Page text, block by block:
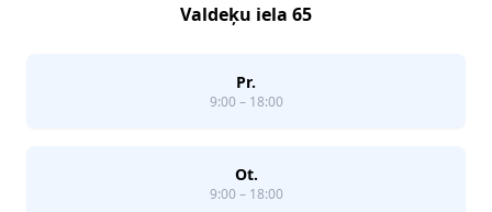
Valdeķu iela 65
Pr.
9:00 – 18:00
Ot.
9:00 – 18:00